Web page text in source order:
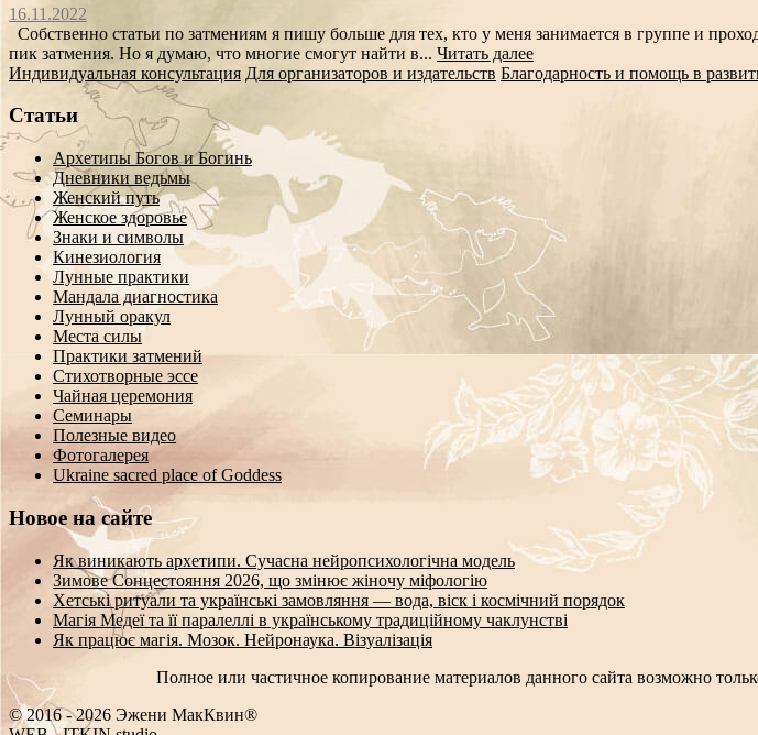
16.11.2022
Собственно статьи по затмениям я пишу больше для тех, кто у меня занимается в группе и
пик затмения. Но я думаю, что многие смогут найти в... Читать далее
Индивидуальная консультация Для организаторов и издательств Благодарность и помощь в
Статьи
Архетипы Богов и Богинь
Дневники ведьмы
Женский путь
Женское здоровье
Знаки и символы
Кинезиология
Лунные практики
Мандала диагностика
Лунный оракул
Места силы
Практики затмений
Стихотворные эссе
Чайная церемония
Семинары
Полезные видео
Фотогалерея
Ukraine sacred place of Goddess
Новое на сайте
Як виникають архетипи. Сучасна нейропсихологічна модель
Зимове Сонцестояння 2026, що змінює жіночу міфологію
Хетські ритуали та українські замовляння — вода, віск і космічний порядок
Магія Медеї та її паралеллі в українському традиційному чаклунстві
Як працює магія. Мозок. Нейронаука. Візуалізація
Полное или частичное копирование материалов данного сайта возможно
© 2016 - 2026 Эжени МакКвин®